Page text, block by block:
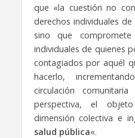
que «la cuestión no
derechos individuales
sino que
individuales de quienes
contagiados por aquél
hacerlo,
circulación
perspectiva, el
dimensión colectiva e
salud pública«.